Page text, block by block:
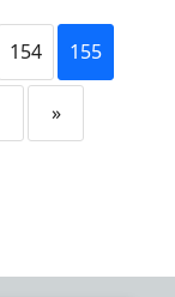
154 155
»